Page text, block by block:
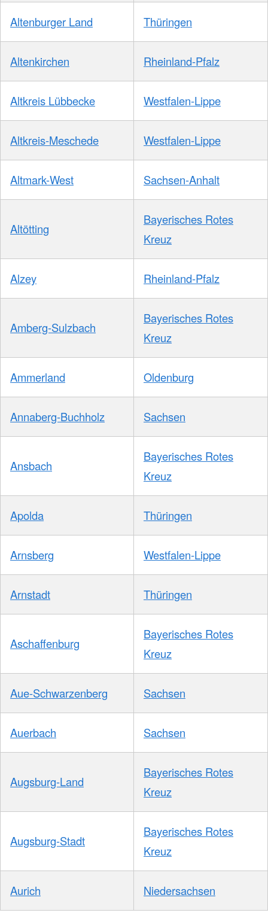
Altenburger Land Thüringen
Altenkirchen Rheinland-Pfalz
Altkreis Lübbecke Westfalen-Lippe
Altkreis-Meschede Westfalen-Lippe
Altmark-West Sachsen-Anhalt
Altötting
Bayerisches Rotes
Kreuz
Alzey Rheinland-Pfalz
Amberg-Sulzbach
Bayerisches Rotes
Kreuz
Ammerland Oldenburg
Annaberg-Buchholz Sachsen
Ansbach
Bayerisches Rotes
Kreuz
Apolda Thüringen
Arnsberg Westfalen-Lippe
Arnstadt Thüringen
Aschaffenburg
Bayerisches Rotes
Kreuz
Aue-Schwarzenberg Sachsen
Auerbach Sachsen
Augsburg-Land
Bayerisches Rotes
Kreuz
Augsburg-Stadt
Bayerisches Rotes
Kreuz
Aurich Niedersachsen